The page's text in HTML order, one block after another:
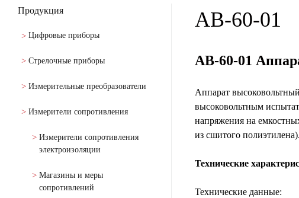
Продукция
Цифровые приборы
Стрелочные приборы
Измерительные преобразователи
Измерители сопротивления
Измерители сопротивления
электроизоляции
Магазины и меры
сопротивлений
АВ-60-01
АВ-60-01
Аппарат
высоковольтным
напряжения на
из сшитого полиэтилена).
Технические
Технические данные: